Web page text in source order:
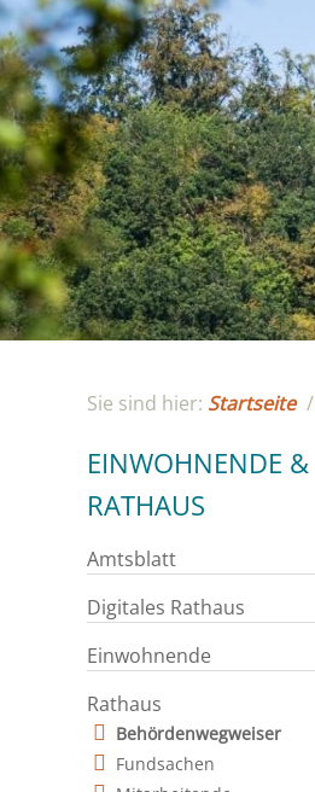
Sie sind hier: Startseite /
EINWOHNENDE &
RATHAUS
Amtsblatt
Digitales Rathaus
Einwohnende
Rathaus
Behördenwegweiser
Fundsachen